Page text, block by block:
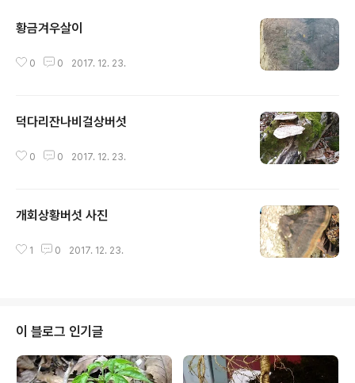
황금겨우살이
0 0 2017. 12. 23.
덕다리잔나비걸상버섯
0 0 2017. 12. 23.
개회상황버섯 사진
1 0 2017. 12. 23.
이 블로그 인기글